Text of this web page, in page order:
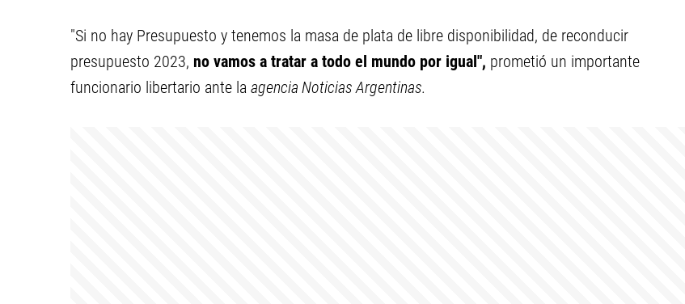
"Si no hay Presupuesto y tenemos la masa de plata de libre disponibilidad, de reconducir
presupuesto 2023, no vamos a tratar a todo el mundo por igual", prometió un importante
funcionario libertario ante la agencia Noticias Argentinas.